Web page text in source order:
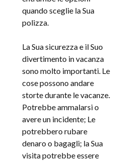
quando sceglie la Sua
polizza.
La Sua sicurezza e il Suo
divertimento in vacanza
sono molto importanti. Le
cose possono andare
storte durante le vacanze.
Potrebbe ammalarsi o
avere un incidente; Le
potrebbero rubare
denaro o bagagli; la Sua
visita potrebbe essere